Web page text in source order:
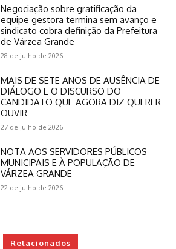
Negociação sobre gratificação da
equipe gestora termina sem avanço e
sindicato cobra definição da Prefeitura
de Várzea Grande
28 de julho de 2026
MAIS DE SETE ANOS DE AUSÊNCIA DE
DIÁLOGO E O DISCURSO DO
CANDIDATO QUE AGORA DIZ QUERER
OUVIR
27 de julho de 2026
NOTA AOS SERVIDORES PÚBLICOS
MUNICIPAIS E À POPULAÇÃO DE
VÁRZEA GRANDE
22 de julho de 2026
Relacionados